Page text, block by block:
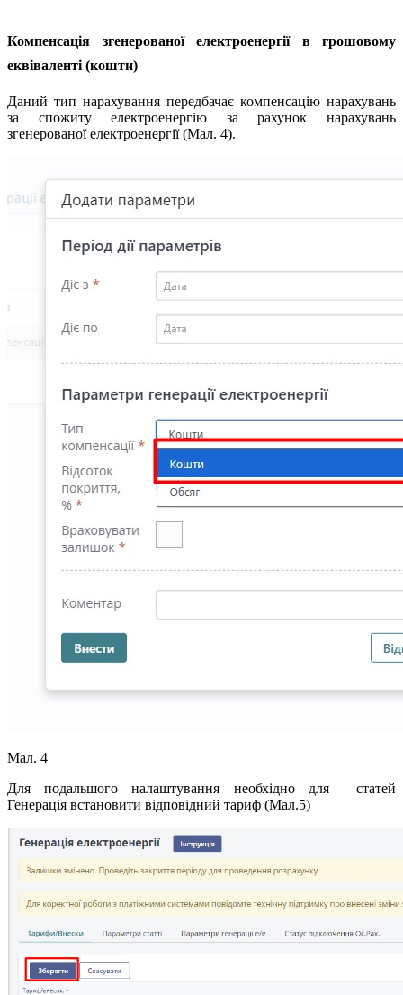
Компенсація згенерованої електроенергії в грошовому
еквіваленті (кошти)
Даний тип нарахування передбачає компенсацію нарахувань
за спожиту електроенергію за рахунок нарахувань
згенерованої електроенергії (Мал. 4).
Мал. 4
Для подальшого налаштування необхідно для статей
Генерація встановити відповідний тариф (Мал.5)